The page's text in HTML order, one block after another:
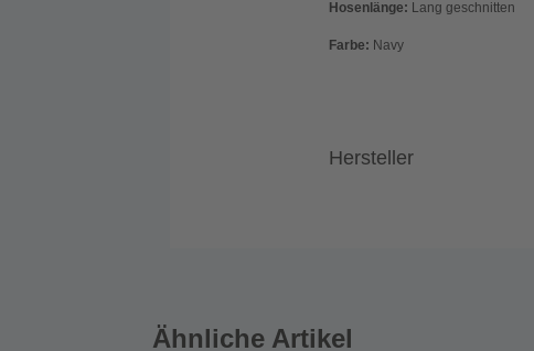
Hosenlänge: Lang geschnitten
Farbe: Navy
Hersteller
Ähnliche Artikel